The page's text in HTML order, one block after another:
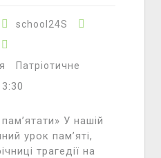
school24S
Патріотичне
У нашій
урок пам’яті,
трагедії на